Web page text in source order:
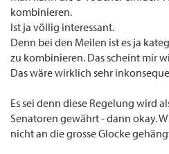
kombinieren.
Ist ja völlig interessant.
Denn bei den Meilen ist es ja
zu kombinieren. Das scheint mir
Das wäre wirklich sehr
Es sei denn diese Regelung wird
Senatoren gewährt - dann okay.
nicht an die grosse Glocke